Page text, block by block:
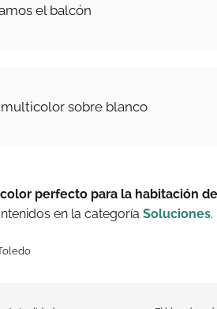
el balcón
sobre blanco
perfecto para la habitación
en la categoría Soluciones.